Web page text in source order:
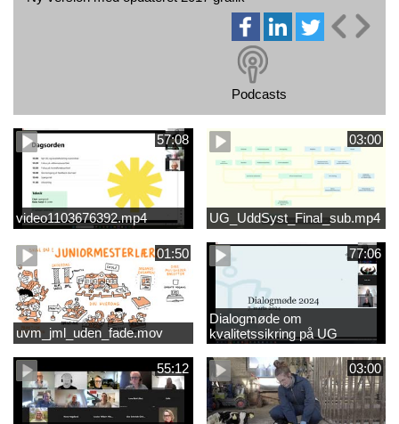
Podcasts
57:08
video1103676392.mp4
03:00
UG_UddSyst_Final_sub.mp4
01:50
uvm_jml_uden_fade.mov
77:06
Dialogmøde om
kvalitetssikring på UG
55:12 03:00